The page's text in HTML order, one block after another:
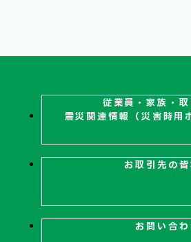
従業員・家族・
震災関連情報（災害時用
お取引先の
お問い合